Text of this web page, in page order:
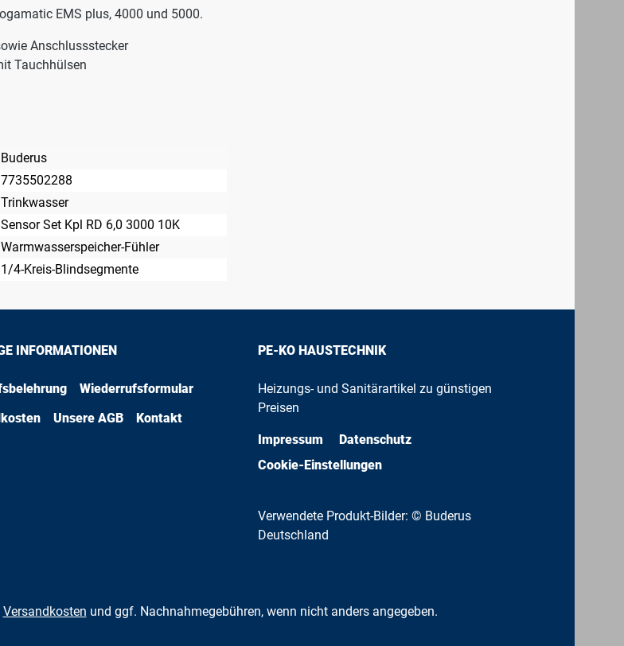
EMS plus, 4000 und 5000.
Anschlussstecker
Tauchhülsen
Buderus
7735502288
Trinkwasser
Sensor Set Kpl RD 6,0 3000 10K
Warmwasserspeicher-Fühler
1/4-Kreis-Blindsegmente
INFORMATIONEN
Wiederrufsformular
Unsere AGB Kontakt
PE-KO HAUSTECHNIK
Heizungs- und Sanitärartikel zu günstigen
Preisen
Impressum
Datenschutz
Cookie-Einstellungen
Verwendete Produkt-Bilder: © Buderus
Deutschland
Versandkosten und ggf. Nachnahmegebühren, wenn nicht anders angegeben.